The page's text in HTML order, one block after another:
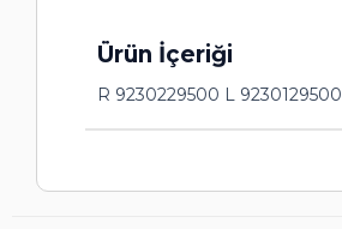
Ürün İçeriği
R 9230229500 L 9230129500